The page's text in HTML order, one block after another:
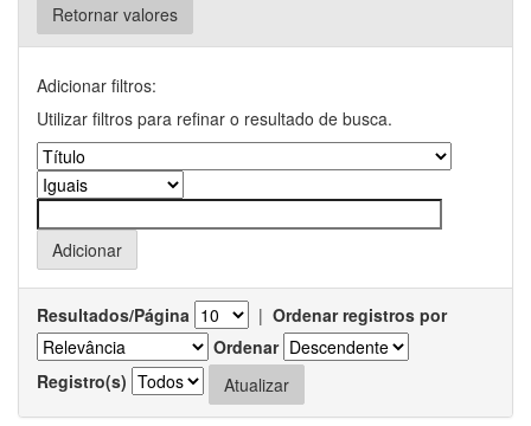
Retornar valores
Adicionar filtros:
Utilizar filtros para refinar o resultado de busca.
Resultados/Página | Ordenar registros por
Ordenar
Registro(s)